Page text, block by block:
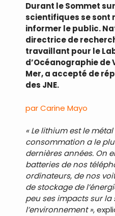
Durant le Sommet
scientifiques se sont
informer le public.
directrice de
travaillant pour le
d’Océanographie
Mer, a accepté de
des JNE.
par Carine Mayo
« Le lithium est le
consommation a le
dernières années. On
batteries de nos
ordinateurs, de nos
de stockage de
peu ses impacts sur
l’environnement »,